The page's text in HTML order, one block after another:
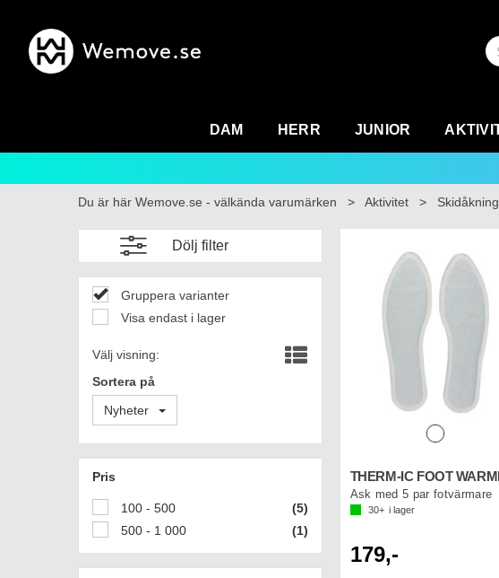
DAM HERR JUNIOR
Du är här Wemove.se - välkända varumärken > Aktivitet > Skidåkning
Dölj filter
Gruppera varianter
Visa endast i lager
Välj visning:
Sortera på
Nyheter
Pris
100 - 500
(5)
500 - 1 000
(1)
Ask med 5 par fotvärmare
30+ i lager
179,-